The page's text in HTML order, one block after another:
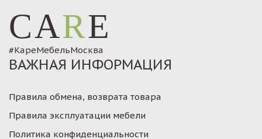
CARE
#КареМебельМосква
ВАЖНАЯ ИНФОРМАЦИЯ
Правила обмена, возврата товара
Правила эксплуатации мебели
Политика конфиденциальности